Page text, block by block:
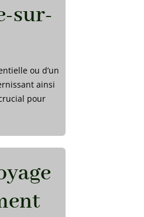
sur-
ou d’un
ainsi
pour